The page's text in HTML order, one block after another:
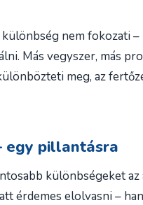
nem fokozati
Más vegyszer, más
meg, az
egy pillantásra
különbségeket az
érdemes elolvasni –